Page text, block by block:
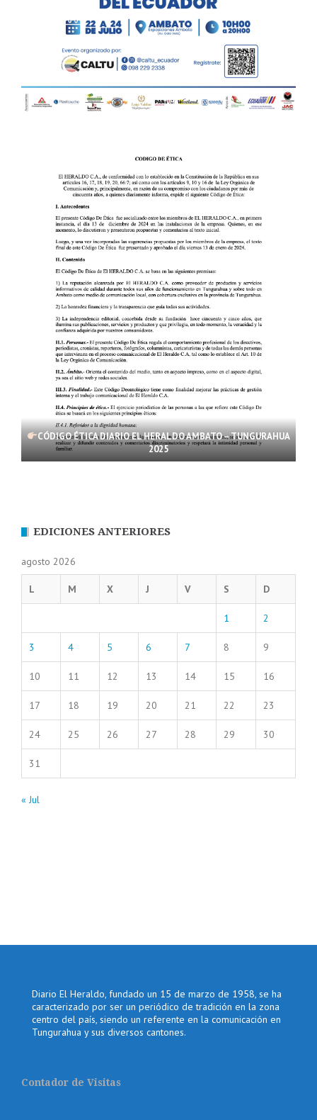
CÓDIGO ÉTICA DIARIO EL HERALDO AMBATO – TUNGURAHUA
2025
EDICIONES ANTERIORES
agosto 2026
L M X J V S D
1 2
3 4 5 6 7 8 9
10 11 12 13 14 15 16
17 18 19 20 21 22 23
24 25 26 27 28 29 30
31
« Jul
Diario El Heraldo, fundado un 15 de marzo de 1958, se ha
caracterizado por ser un periódico de tradición en la zona
centro del país, siendo un referente en la comunicación en
Tungurahua y sus diversos cantones.
Contador de Visitas